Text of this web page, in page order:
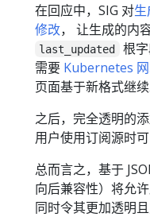
在回应中，SIG 对
修改， 让生成的内
last_updated
根
需要 Kubernetes
页面基于新格式继续
之后，完全透明的
用户使用订阅源时
总而言之，基于
向后兼容性）将允
同时令其更加透明